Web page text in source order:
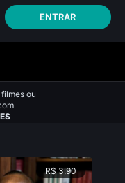
ENTRAR
filmes ou
R$ 3,90